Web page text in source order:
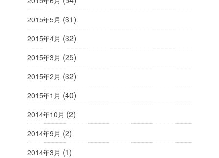
2015年5月 (31)
2015年4月 (32)
2015年3月 (25)
2015年2月 (32)
2015年1月 (40)
2014年10月 (2)
2014年9月 (2)
2014年3月 (1)